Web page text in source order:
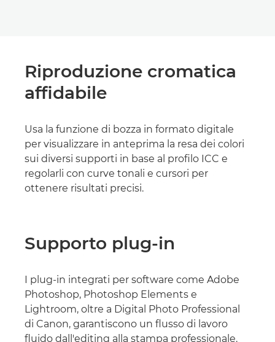
Riproduzione cromatica
affidabile
Usa la funzione di bozza in formato digitale
per visualizzare in anteprima la resa dei colori
sui diversi supporti in base al profilo ICC e
regolarli con curve tonali e cursori per
ottenere risultati precisi.
Supporto plug-in
I plug-in integrati per software come Adobe
Photoshop, Photoshop Elements e
Lightroom, oltre a Digital Photo Professional
di Canon, garantiscono un flusso di lavoro
fluido dall'editing alla stampa professionale.